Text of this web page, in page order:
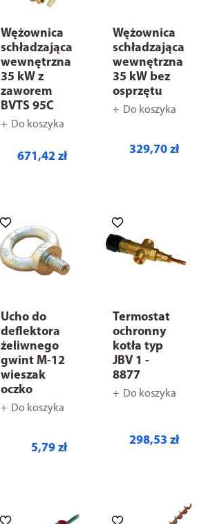
Wężownica
schładzająca
wewnętrzna
35 kW z
zaworem
BVTS 95C
Do koszyka
671,42 zł
Wężownica
schładzająca
wewnętrzna
35 kW bez
osprzętu
Do koszyka
329,70 zł
Ucho do
deflektora
żeliwnego
gwint M-12
wieszak
oczko
Do koszyka
5,79 zł
Termostat
ochronny
kotła typ
JBV 1 -
8877
Do koszyka
298,53 zł